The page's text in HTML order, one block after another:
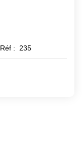
Réf : 235